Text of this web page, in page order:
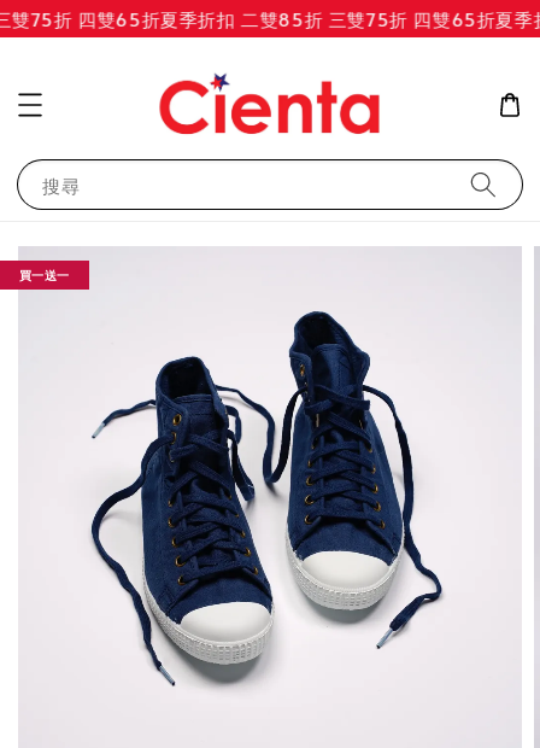
75折 四雙65折夏季折扣 二雙85折 三雙75折 四雙65折夏季
搜尋
買一送一